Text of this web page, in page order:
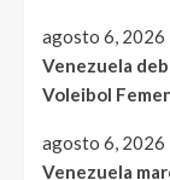
agosto 6, 2026
Venezuela
Voleibol
agosto 6, 2026
Venezuela